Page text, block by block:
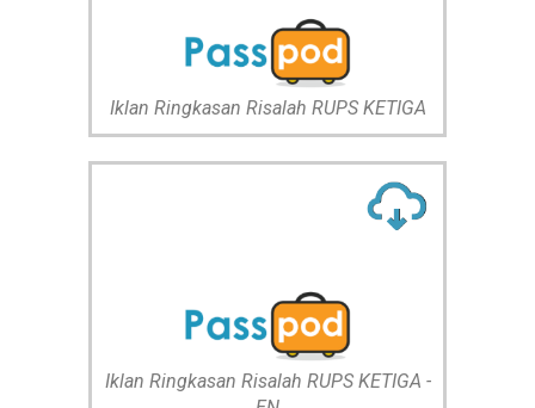
Iklan Ringkasan Risalah RUPS KETIGA
Iklan Ringkasan Risalah RUPS KETIGA -